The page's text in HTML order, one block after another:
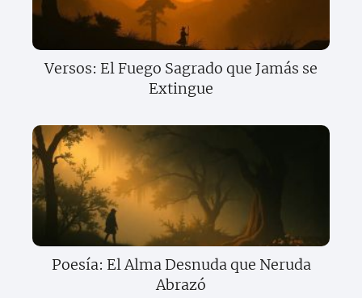
Versos: El Fuego Sagrado que Jamás se
Extingue
Poesía: El Alma Desnuda que Neruda
Abrazó